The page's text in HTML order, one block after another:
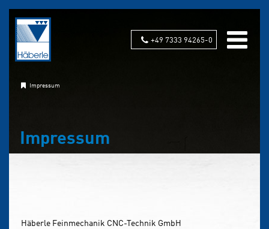
+49 7333 94265-0
Impressum
Impressum
Häberle Feinmechanik CNC-Technik GmbH